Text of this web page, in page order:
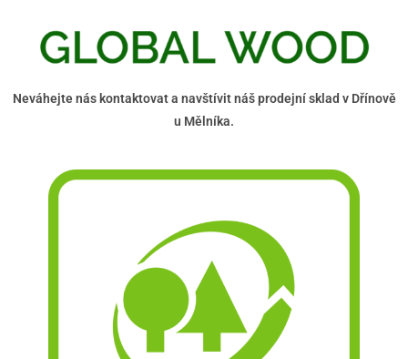
Neváhejte nás kontaktovat a navštívit náš prodejní sklad v Dřínově
u Mělníka.